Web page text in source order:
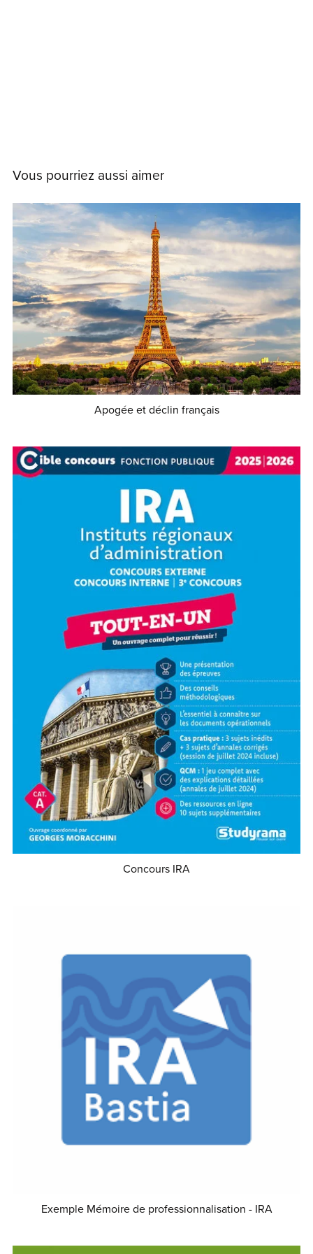
Vous pourriez aussi aimer
Apogée et déclin français
Concours IRA
Exemple Mémoire de professionnalisation - IRA